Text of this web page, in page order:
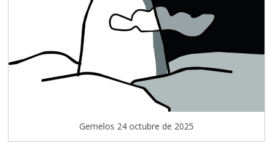
Gemelos 24 octubre de 2025